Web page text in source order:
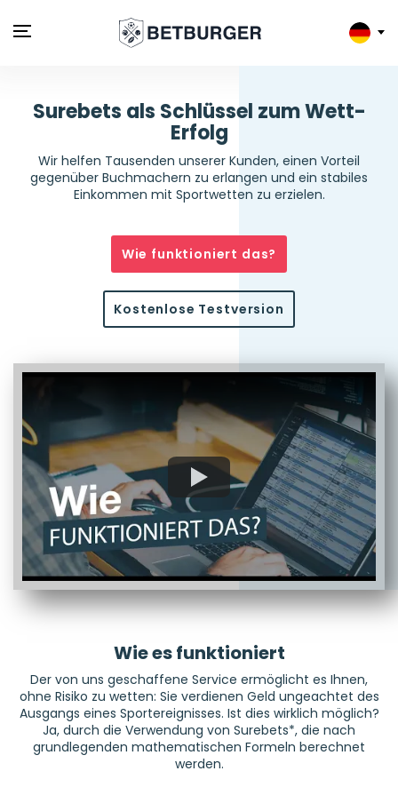
Surebets als Schlüssel zum Wett-
Erfolg
Wir helfen Tausenden unserer Kunden, einen Vorteil
gegenüber Buchmachern zu erlangen und ein stabiles
Einkommen mit Sportwetten zu erzielen.
Wie funktioniert das?
Kostenlose Testversion
Wie es funktioniert
Der von uns geschaffene Service ermöglicht es Ihnen,
ohne Risiko zu wetten: Sie verdienen Geld ungeachtet des
Ausgangs eines Sportereignisses. Ist dies wirklich möglich?
Ja, durch die Verwendung von Surebets*, die nach
grundlegenden mathematischen Formeln berechnet
werden.